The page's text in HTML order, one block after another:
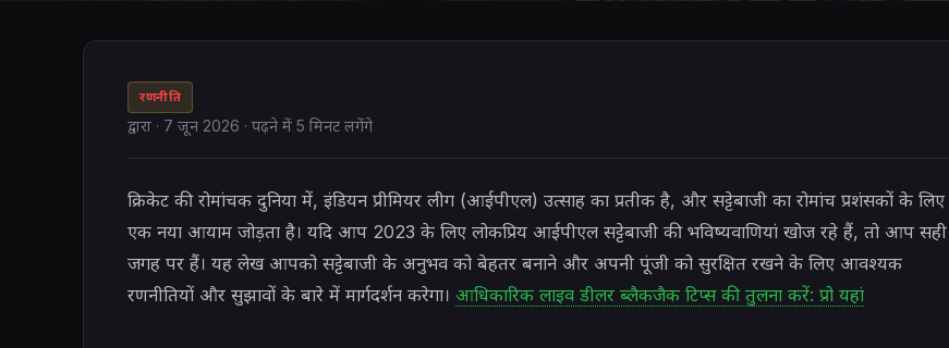
रणनीति
द्वारा · 7 जून 2026 · पढ़ने में 5 मिनट लगेंगे
क्रिकेट की रोमांचक दुनिया में, इंडियन प्रीमियर लीग (आईपीएल) उत्साह का प्रतीक है, और सट्टेबाजी का रोमांच प्रशंसकों के लिए
एक नया आयाम जोड़ता है। यदि आप 2023 के लिए लोकप्रिय आईपीएल सट्टेबाजी की भविष्यवाणियां खोज रहे हैं, तो आप सही
जगह पर हैं। यह लेख आपको सट्टेबाजी के अनुभव को बेहतर बनाने और अपनी पूंजी को सुरक्षित रखने के लिए आवश्यक
रणनीतियों और सुझावों के बारे में मार्गदर्शन करेगा। आधिकारिक लाइव डीलर ब्लैकजैक टिप्स की तुलना करें: प्रो यहां